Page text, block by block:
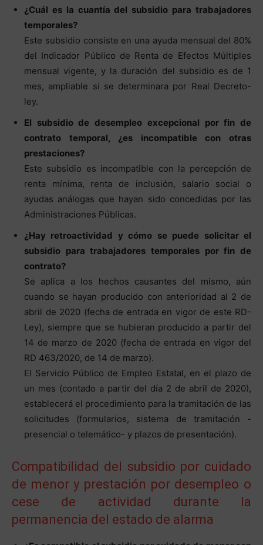
¿Cuál es la cuantía del subsidio para trabajadores
temporales?
Este subsidio consiste en una ayuda mensual del 80%
del Indicador Público de Renta de Efectos Múltiples
mensual vigente, y la duración del subsidio es de 1
mes, ampliable si se determinara por Real Decreto-
ley.
El subsidio de desempleo excepcional por fin de
contrato temporal, ¿es incompatible con otras
prestaciones?
Este subsidio es incompatible con la percepción de
renta mínima, renta de inclusión, salario social o
ayudas análogas que hayan sido concedidas por las
Administraciones Públicas.
¿Hay retroactividad y cómo se puede solicitar el
subsidio para trabajadores temporales por fin de
contrato?
Se aplica a los hechos causantes del mismo, aún
cuando se hayan producido con anterioridad al 2 de
abril de 2020 (fecha de entrada en vigor de este RD-
Ley), siempre que se hubieran producido a partir del
14 de marzo de 2020 (fecha de entrada en vigor del
RD 463/2020, de 14 de marzo).
El Servicio Público de Empleo Estatal, en el plazo de
un mes (contado a partir del día 2 de abril de 2020),
establecerá el procedimiento para la tramitación de las
solicitudes (formularios, sistema de tramitación -
presencial o telemático- y plazos de presentación).
Compatibilidad del subsidio por cuidado
de menor y prestación por desempleo o
cese de actividad durante la
permanencia del estado de alarma